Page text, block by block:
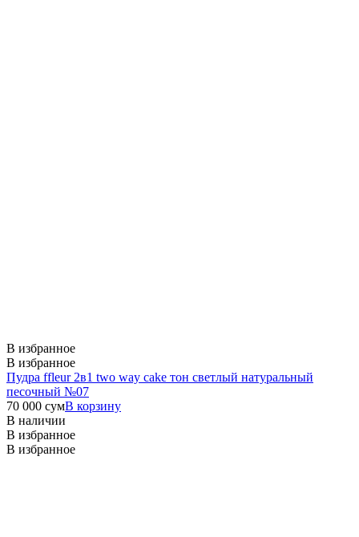
В избранное
В избранное
Пудра ffleur 2в1 two way cake тон светлый натуральный
песочный №07
70 000 сумВ корзину
В наличии
В избранное
В избранное